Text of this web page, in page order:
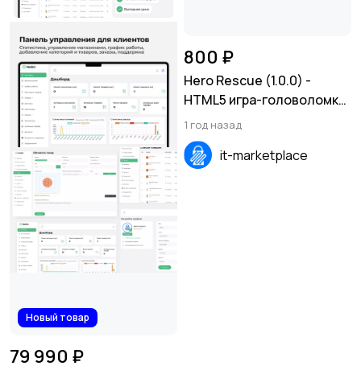
Новый товар
79 990 ₽
800 ₽
Hero Rescue (1.0.0) -
HTML5 игра-головоломка
для всех платформ (PC,
Mobile, Android, iOS)
1 год назад
it-marketplace